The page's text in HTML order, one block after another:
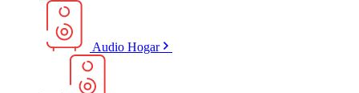
Audio Hogar